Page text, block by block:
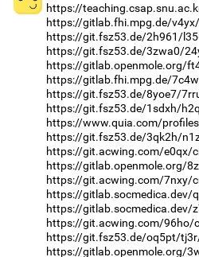
https://
https://gitlab.fhi.mpg.de/
https://git.fsz53.de/2h961/
https://git.fsz53.de/3zwa0/
https://gitlab.openmole.org/
https://gitlab.fhi.mpg.de/
https://git.fsz53.de/8yoe7/
https://git.fsz53.de/1sdxh/
https://www.quia.com/
https://git.fsz53.de/3qk2h/
https://git.acwing.com/e0qx/
https://gitlab.openmole.org/
https://git.acwing.com/7nxy/
https://gitlab.socmedica.dev/
https://gitlab.socmedica.dev/
https://git.acwing.com/96ho/
https://git.fsz53.de/oq5pt/
https://gitlab.openmole.org/